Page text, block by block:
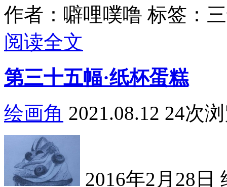
作者：噼哩噗噜 标签：
阅读全文
第三十五幅·纸杯蛋糕
绘画角 2021.08.12 24次
2016年2月28日